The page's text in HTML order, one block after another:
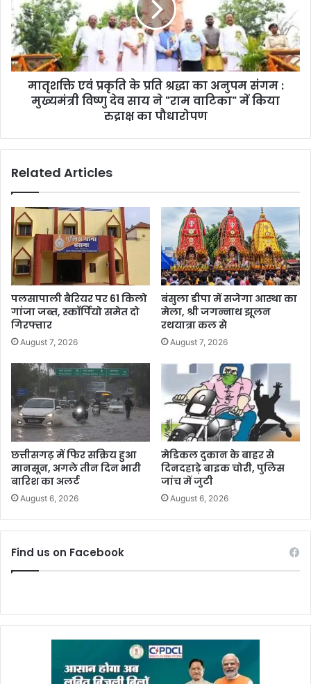
मातृशक्ति एवं प्रकृति के प्रति श्रद्धा का अनुपम संगम :
मुख्यमंत्री विष्णु देव साय ने "राम वाटिका" में किया
रुद्राक्ष का पौधारोपण
Related Articles
पलसापाली बैरियर पर 61 किलो
गांजा जब्त, स्कॉर्पियो समेत दो
गिरफ्तार
August 7, 2026
बंसुला डीपा में सजेगा आस्था का
मेला, श्री जगन्नाथ झूलन
रथयात्रा कल से
August 7, 2026
छत्तीसगढ़ में फिर सक्रिय हुआ
मानसून, अगले तीन दिन भारी
बारिश का अलर्ट
August 6, 2026
मेडिकल दुकान के बाहर से
दिनदहाड़े बाइक चोरी, पुलिस
जांच में जुटी
August 6, 2026
Find us on Facebook